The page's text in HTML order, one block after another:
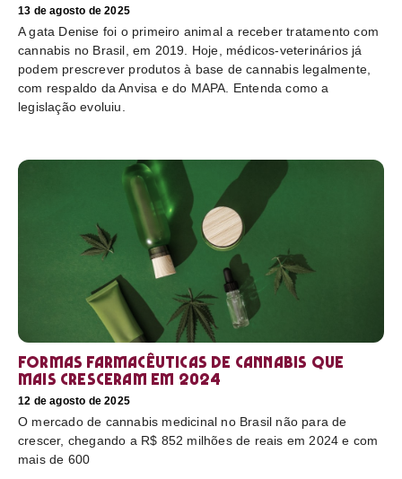
13 de agosto de 2025
A gata Denise foi o primeiro animal a receber tratamento com
cannabis no Brasil, em 2019. Hoje, médicos-veterinários já
podem prescrever produtos à base de cannabis legalmente,
com respaldo da Anvisa e do MAPA. Entenda como a
legislação evoluiu.
Formas farmacêuticas de cannabis que
mais cresceram em 2024
12 de agosto de 2025
O mercado de cannabis medicinal no Brasil não para de
crescer, chegando a R$ 852 milhões de reais em 2024 e com
mais de 600